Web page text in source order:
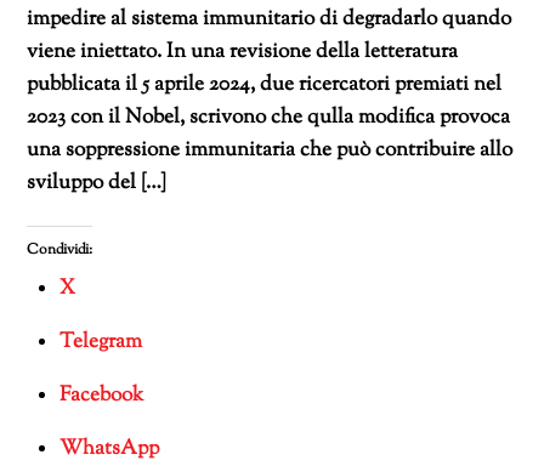
impedire al sistema immunitario di degradarlo quando
viene iniettato. In una revisione della letteratura
pubblicata il 5 aprile 2024, due ricercatori premiati nel
2023 con il Nobel, scrivono che qulla modifica provoca
una soppressione immunitaria che può contribuire allo
sviluppo del […]
Condividi:
X
Telegram
Facebook
WhatsApp